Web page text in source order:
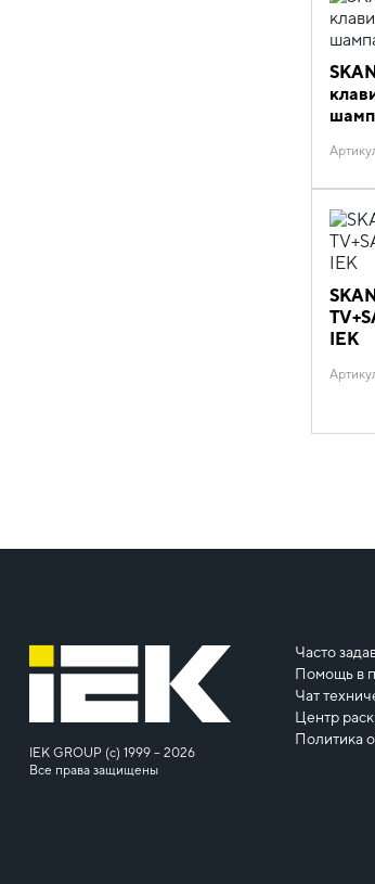
IEK
IEK GROUP (c) 1999 – 2026
Все права защищены
Часто
Помощь в
Чат
Центр
Политика